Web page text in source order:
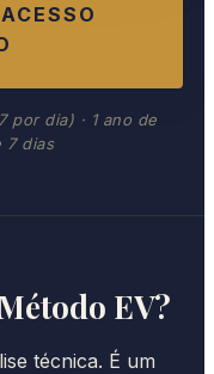
por dia) · 1 ano de
7 dias
EV?
técnica. É um